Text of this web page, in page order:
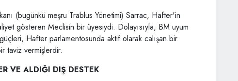
(bugünkü meşru Trablus Yönetimi) Sarrac, Hafter'in
gösteren Meclisin bir üyesiydi. Dolayısıyla, BM uyum
Hafter parlamentosunda aktif olarak calışan bir
taviz vermişlerdir.
VE ALDIĞI DIŞ DESTEK